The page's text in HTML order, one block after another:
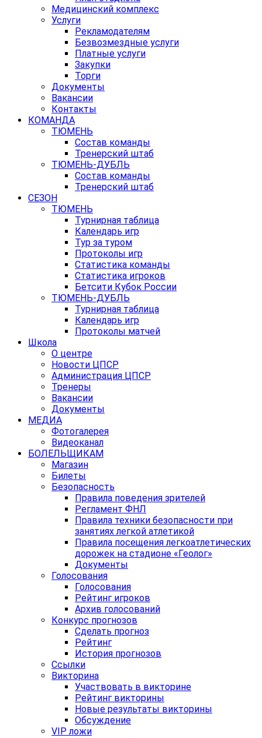
Медицинский комплекс
Услуги
Рекламодателям
Безвозмездные услуги
Платные услуги
Закупки
Торги
Документы
Вакансии
Контакты
КОМАНДА
ТЮМЕНЬ
Состав команды
Тренерский штаб
ТЮМЕНЬ-ДУБЛЬ
Состав команды
Тренерский штаб
СЕЗОН
ТЮМЕНЬ
Турнирная таблица
Календарь игр
Тур за туром
Протоколы игр
Статистика команды
Статистика игроков
Бетсити Кубок России
ТЮМЕНЬ-ДУБЛЬ
Турнирная таблица
Календарь игр
Протоколы матчей
Школа
О центре
Новости ЦПСР
Администрация ЦПСР
Тренеры
Вакансии
Документы
МЕДИА
Фотогалерея
Видеоканал
БОЛЕЛЬЩИКАМ
Магазин
Билеты
Безопасность
Правила поведения зрителей
Регламент ФНЛ
Правила техники безопасности при
занятиях легкой атлетикой
Правила посещения легкоатлетических
дорожек на стадионе «Геолог»
Документы
Голосования
Голосования
Рейтинг игроков
Архив голосований
Конкурс прогнозов
Сделать прогноз
Рейтинг
История прогнозов
Ссылки
Викторина
Участвовать в викторине
Рейтинг викторины
Новые результаты викторины
Обсуждение
VIP ложи